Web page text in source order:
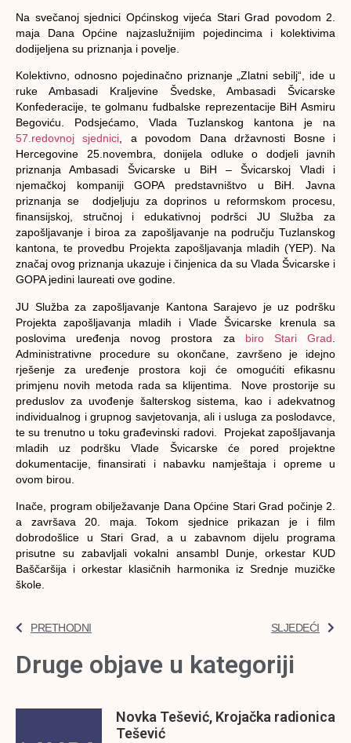
Na svečanoj sjednici Općinskog vijeća Stari Grad povodom 2.
maja Dana Općine najzaslužnijim pojedincima i kolektivima
dodijeljena su priznanja i povelje.
Kolektivno, odnosno pojedinačno priznanje „Zlatni sebilj“, ide u
ruke Ambasadi Kraljevine Švedske, Ambasadi Švicarske
Konfederacije, te golmanu fudbalske reprezentacije BiH Asmiru
Begoviću. Podsjećamo, Vlada Tuzlanskog kantona je na
57.redovnoj sjednici, a povodom Dana državnosti Bosne i
Hercegovine 25.novembra, donijela odluke o dodjeli javnih
priznanja Ambasadi Švicarske u BiH – Švicarskoj Vladi i
njemačkoj kompaniji GOPA predstavništvo u BiH. Javna
priznanja se dodjeljuju za doprinos u reformskom procesu,
finansijskoj, stručnoj i edukativnoj podršci JU Služba za
zapošljavanje i biroa za zapošljavanje na području Tuzlanskog
kantona, te provedbu Projekta zapošljavanja mladih (YEP). Na
značaj ovog priznanja ukazuje i činjenica da su Vlada Švicarske i
GOPA jedini laureati ove godine.
JU Služba za zapošljavanje Kantona Sarajevo je uz podršku
Projekta zapošljavanja mladih i Vlade Švicarske krenula sa
poslovima uređenja novog prostora za biro Stari Grad
Administrativne procedure su okončane, završeno je idejno
rješenje za uređenje prostora koji će omogućiti efikasnu
primjenu novih metoda rada sa klijentima. Nove prostorije su
preduslov za uvođenje šalterskog sistema, kao i adekvatnog
individualnog i grupnog savjetovanja, ali i usluga za poslodavce,
te su trenutno u toku građevinski radovi. Projekat zapošljavanja
mladih uz podršku Vlade Švicarske će pored projektne
dokumentacije, finansirati i nabavku namještaja i opreme u
ovom birou.
Inače, program obilježavanje Dana Općine Stari Grad počinje 2.
a završava 20. maja. Tokom sjednice prikazan je i film
dobrodošlice u Stari Grad, a u zabavnom dijelu programa
prisutne su zabavljali vokalni ansambl Dunje, orkestar KUD
Baščaršija i orkestar klasičnih harmonika iz Srednje muzičke
škole.
PRETHODNI SLJEDEĆI
Druge objave u kategoriji
Novka Tešević, Krojačka radionica
Tešević